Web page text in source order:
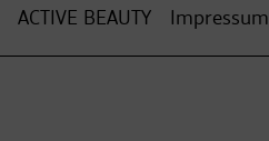
ACTIVE BEAUTY Impressum